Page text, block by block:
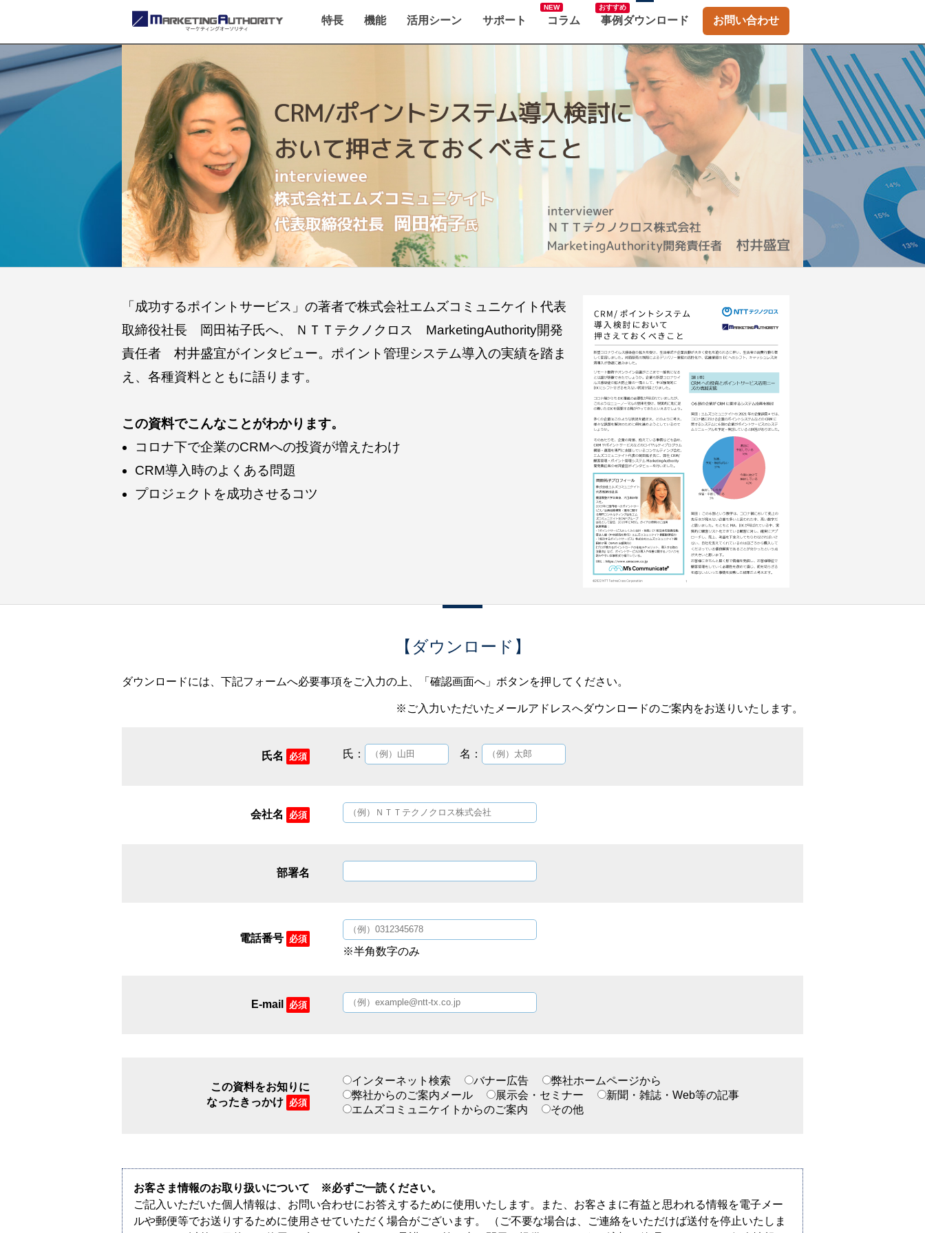
特長 機能 活用シーン サポート コラム
おすすめ
事例ダウンロード お問い合わせ
「成功するポイントサービス」の著者で株式会社エムズコミュニケイト代表
取締役社長 岡田祐子氏へ、 ＮＴＴテクノクロス MarketingAuthority開発
責任者 村井盛宜がインタビュー。ポイント管理システム導入の実績を踏ま
え、各種資料とともに語ります。
この資料でこんなことがわかります。
コロナ下で企業のCRMへの投資が増えたわけ
CRM導入時のよくある問題
プロジェクトを成功させるコツ
【ダウンロード】
ダウンロードには、下記フォームへ必要事項をご入力の上、「確認画面へ」ボタンを押してください。
※ご入力いただいたメールアドレスへダウンロードのご案内をお送りいたします。
氏名 必須 氏： 名：
会社名 必須
部署名
電話番号 必須
※半角数字のみ
E-mail 必須
この資料をお知りに
なったきっかけ 必須
インターネット検索 バナー広告
弊社ホームページから
弊社からのご案内メール
展示会・セミナー
新聞・雑誌・Web等の記事
エムズコミュニケイトからのご案内
その他
お客さま情報のお取り扱いについて ※必ずご一読ください。
ご記入いただいた個人情報は、お問い合わせにお答えするために使用いたします。また、お客さまに有益と思われる情報を電子メー
ルや郵便等でお送りするために使用させていただく場合がございます。 （ご不要な場合は、ご連絡をいただけば送付を停止いたしま